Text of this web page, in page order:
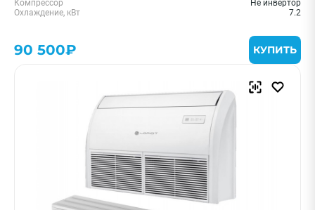
Компрессор
Не инвертор
Охлаждение, кВт
7.2
90 500₽ КУПИТЬ